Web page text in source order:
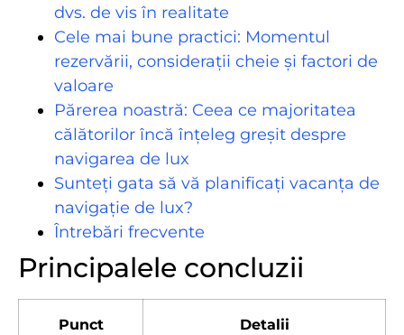
dvs. de vis în realitate
Cele mai bune practici: Momentul
rezervării, considerații cheie și factori de
valoare
Părerea noastră: Ceea ce majoritatea
călătorilor încă înțeleg greșit despre
navigarea de lux
Sunteți gata să vă planificați vacanța de
navigație de lux?
Întrebări frecvente
Principalele concluzii
Punct Detalii